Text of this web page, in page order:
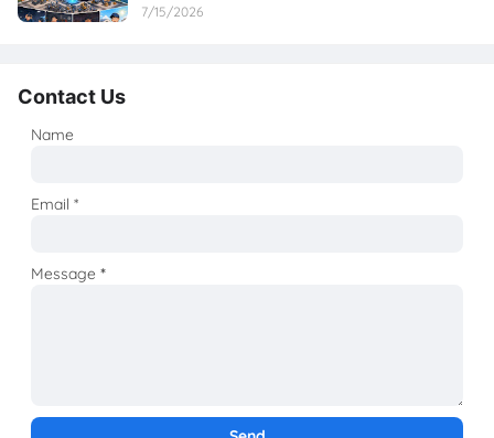
7/15/2026
Contact Us
Name
Email*
Message*